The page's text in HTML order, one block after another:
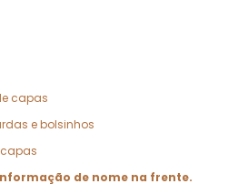
capas
e bolsinhos
informação de nome na frente.